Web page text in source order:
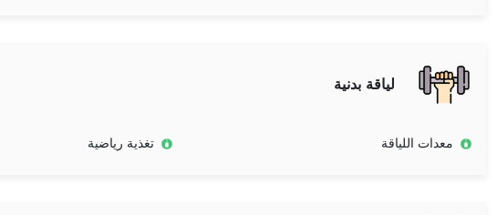
لياقة بدنية
معدات اللياقة تغذية رياضية